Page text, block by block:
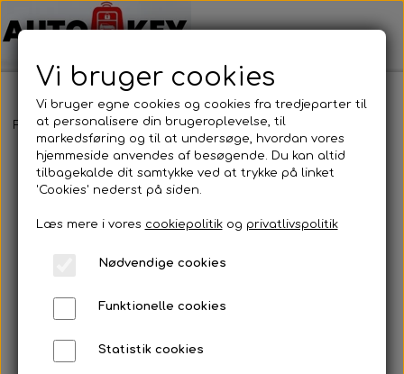
Forside Bilnøgler Jaguar Nøglehus Jaguar - Nøglehus
Vi bruger cookies
Vi bruger egne cookies og cookies fra tredjeparter til
at personalisere din brugeroplevelse, til
markedsføring og til at undersøge, hvordan vores
hjemmeside anvendes af besøgende. Du kan altid
tilbagekalde dit samtykke ved at trykke på linket
'Cookies' nederst på siden.
Læs mere i vores cookiepolitikog privatlivspolitik
Nødvendige cookies
Funktionelle cookies
Statistik cookies